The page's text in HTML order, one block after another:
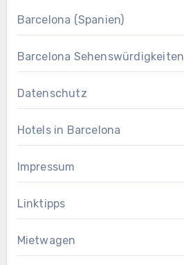
Barcelona (Spanien)
Barcelona Sehenswürdigkeiten
Datenschutz
Hotels in Barcelona
Impressum
Linktipps
Mietwagen